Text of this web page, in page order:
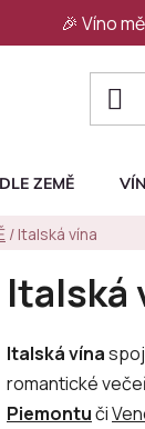
🎉 Víno
ZEMĚ
/ Italská vína
Italská
Italská vína
romantické
Piemontuči